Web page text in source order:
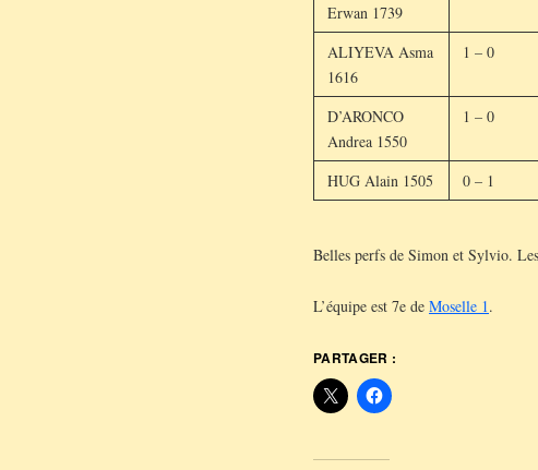
Erwan 1739
ALIYEVA Asma
1616
1 – 0
D’ARONCO
Andrea 1550
1 – 0
HUG Alain 1505 0 – 1
Belles perfs de Simon et Sylvio.
L’équipe est 7e de Moselle 1.
PARTAGER :